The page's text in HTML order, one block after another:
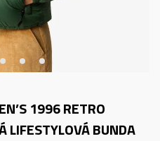
1996 RETRO
LIFESTYLOVÁ BUNDA